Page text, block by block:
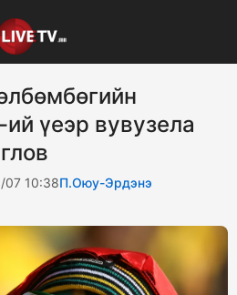
үеэр вувузела
07 10:38П.Оюу-Эрдэнэ